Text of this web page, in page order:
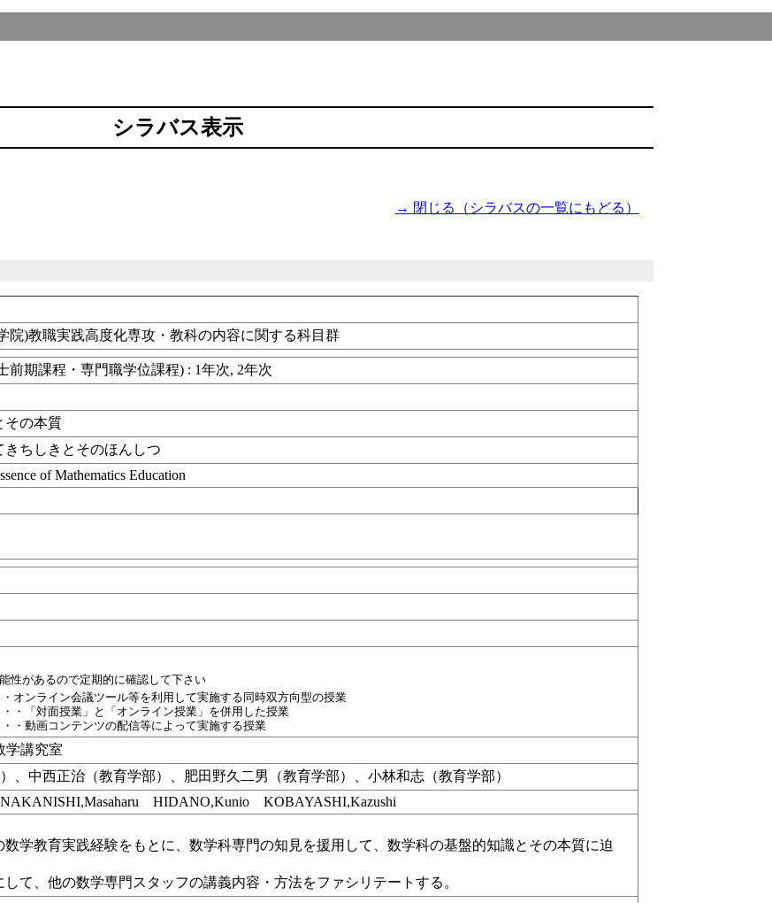
シラバス表示
→ 閉じる（シラバスの一覧にもどる）
院)教職実践高度化専攻・教科の内容に関する科目群
前期課程・専門職学位課程) : 1年次, 2年次
その本質
ちしきとそのほんしつ
of Mathematics Education
性があるので定期的に確認して下さい
・オンライン会議ツール等を利用して実施する同時双方向型の授業
・・「対面授業」と「オンライン授業」を併用した授業
・・動画コンテンツの配信等によって実施する授業
講究室
、中西正治（教育学部）、肥田野久二男（教育学部）、小林和志（教育学部）
HIDANO,Kunio KOBAYASHI,Kazushi
学教育実践経験をもとに、数学科専門の知見を援用して、数学科の基盤的知識とその本質に迫
して、他の数学専門スタッフの講義内容・方法をファシリテートする。